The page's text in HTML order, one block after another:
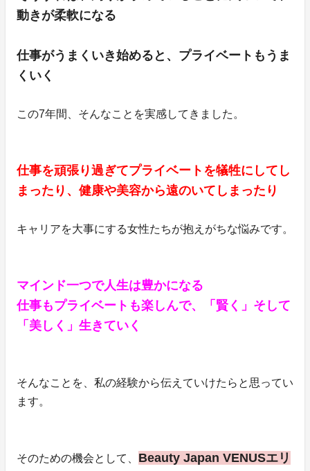
動きが柔軟になる
仕事がうまくいき始めると、プライベートもうま
くいく
この7年間、そんなことを実感してきました。
仕事を頑張り過ぎてプライベートを犠牲にしてし
まったり、健康や美容から遠のいてしまったり
キャリアを大事にする女性たちが抱えがちな悩みです。
マインド一つで人生は豊かになる
仕事もプライベートも楽しんで、「賢く」そして
「美しく」生きていく
そんなことを、私の経験から伝えていけたらと思ってい
ます。
そのための機会として、 Beauty Japan VENUSエリ